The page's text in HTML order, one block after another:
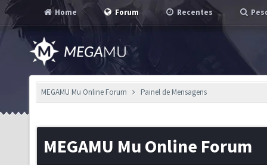
Home Forum Recentes
MEGAMU Mu Online Forum Painel de Mensagens
MEGAMU Mu Online Forum